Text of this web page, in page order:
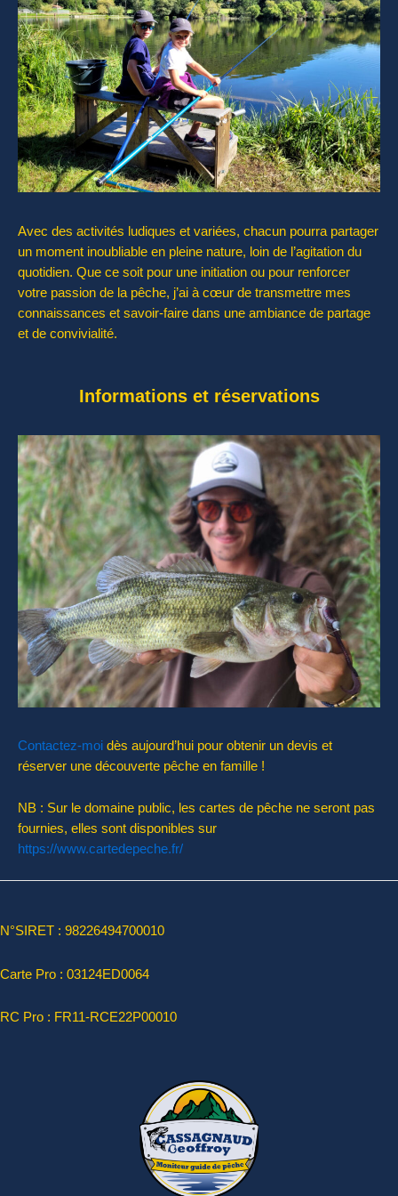
Avec des activités ludiques et variées, chacun pourra partager
un moment inoubliable en pleine nature, loin de l’agitation du
quotidien. Que ce soit pour une initiation ou pour renforcer
votre passion de la pêche, j’ai à cœur de transmettre mes
connaissances et savoir-faire dans une ambiance de partage
et de convivialité.
Informations et réservations
Contactez-moi dès aujourd’hui pour obtenir un devis et
réserver une découverte pêche en famille !
NB : Sur le domaine public, les cartes de pêche ne seront pas
fournies, elles sont disponibles sur
https://www.cartedepeche.fr/
N°SIRET : 98226494700010
Carte Pro : 03124ED0064
RC Pro : FR11-RCE22P00010